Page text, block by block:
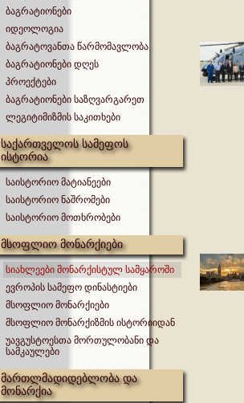
ბაგრატიონები
იდეოლოგია
ბაგრატოვანთა წარმომავლობა
ბაგრატიონები დღეს
პროექტები
ბაგრატიონები საზღვარგარეთ
ლეგიტიმიზმის საკითხები
საქართველოს სამეფოს
ისტორია
საისტორიო მატიანეები
საისტორიო ნაშრომები
საისტორიო მოთხრობები
მსოფლიო მონარქიები
სიახლეები მონარქისტულ სამყაროში
ევროპის სამეფო დინასტიები
მსოფლიო მონარქიები
მსოფლიო მონარქიზმის ისტორიიდან
უავგუსტოესთა მორთულობანი და
სამკაულები
მართლმადიდებლობა და
მონარქია